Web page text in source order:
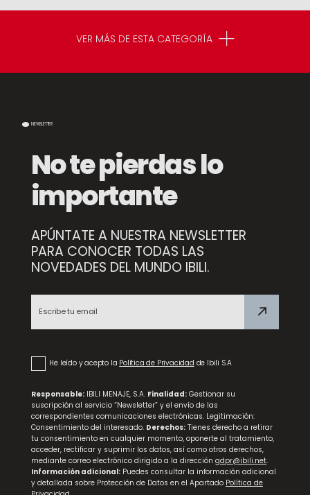
VER MÁS DE ESTA CATEGORÍA
NEWSLETTER
No te pierdas lo
importante
APÚNTATE A NUESTRA NEWSLETTER
PARA CONOCER TODAS LAS
NOVEDADES DEL MUNDO IBILI.
He leído y acepto la Política de Privacidad de Ibili S.A
Responsable: IBILI MENAJE, S.A. Finalidad: Gestionar su
suscripción al servicio “Newsletter” y el envío de las
correspondientes comunicaciones electrónicas. Legitimación:
Consentimiento del interesado. Derechos: Tienes derecho a retirar
tu consentimiento en cualquier momento, oponerte al tratamiento,
acceder, rectificar y suprimir los datos, así como otros derechos,
mediante correo electrónico dirigido a la dirección gdpr@ibili.net.
Información adicional: Puedes consultar la información adicional
y detallada sobre Protección de Datos en el Apartado Política de